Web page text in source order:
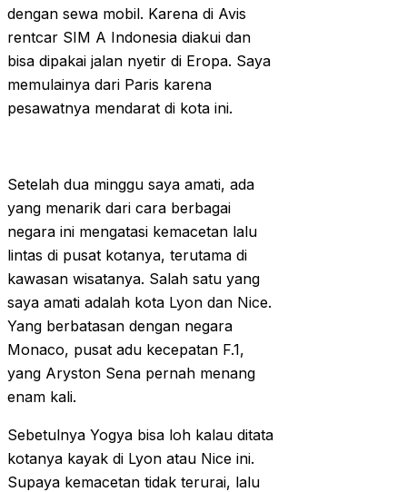
dengan sewa mobil. Karena di Avis
rentcar SIM A Indonesia diakui dan
bisa dipakai jalan nyetir di Eropa. Saya
memulainya dari Paris karena
pesawatnya mendarat di kota ini.
Setelah dua minggu saya amati, ada
yang menarik dari cara berbagai
negara ini mengatasi kemacetan lalu
lintas di pusat kotanya, terutama di
kawasan wisatanya. Salah satu yang
saya amati adalah kota Lyon dan Nice.
Yang berbatasan dengan negara
Monaco, pusat adu kecepatan F.1,
yang Aryston Sena pernah menang
enam kali.
Sebetulnya Yogya bisa loh kalau ditata
kotanya kayak di Lyon atau Nice ini.
Supaya kemacetan tidak terurai, lalu